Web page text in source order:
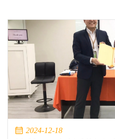
2024-12-18